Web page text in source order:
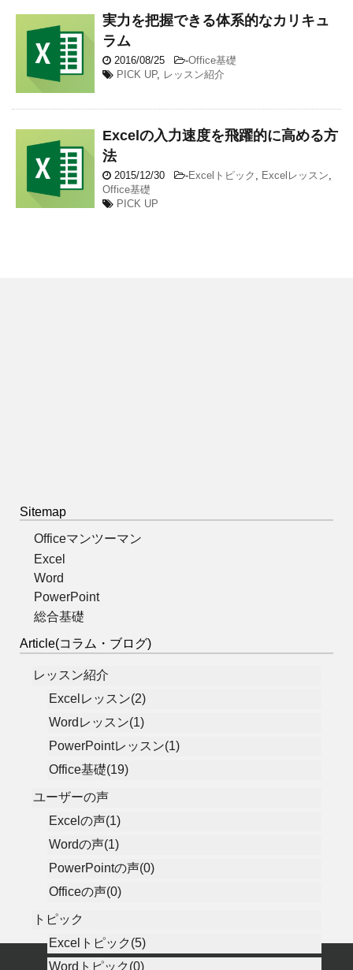
実力を把握できる体系的なカリキュ
ラム
2016/08/25 -Office基礎
PICK UP, レッスン紹介
Excelの入力速度を飛躍的に高める方
法
2015/12/30 -Excelトピック , Excelレッスン,
Office基礎
PICK UP
Sitemap
Officeマンツーマン
Excel
Word
PowerPoint
総合基礎
Article(コラム・ブログ)
レッスン紹介
Excelレッスン(2)
Wordレッスン(1)
PowerPointレッスン(1)
Office基礎(19)
ユーザーの声
Excelの声(1)
Wordの声(1)
PowerPointの声(0)
Officeの声(0)
トピック
Excelトピック(5)
Wordトピック(0)